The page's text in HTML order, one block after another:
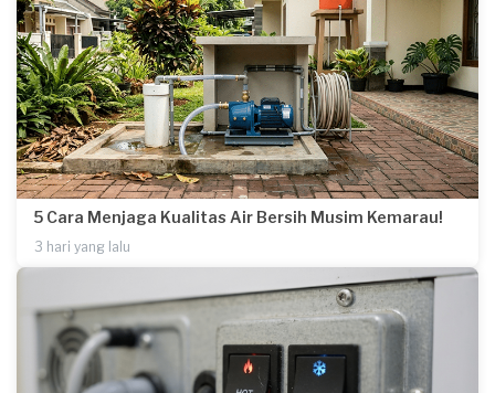
5 Cara Menjaga Kualitas Air Bersih Musim Kemarau!
3 hari yang lalu